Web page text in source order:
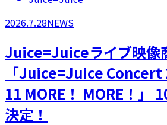
2026.7.28NEWS
Juice=Juiceライブ映像
「Juice=Juice Concert
11 MORE！ MORE！」
決定！